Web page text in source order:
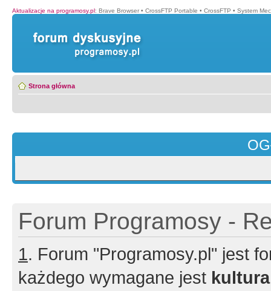
Aktualizacje na programosy.pl: Brave Browser • CrossFTP Portable • CrossFTP • System
Strona główna
Forum Programosy -
1. Forum "Programosy.pl" jest
każdego wymagane jest